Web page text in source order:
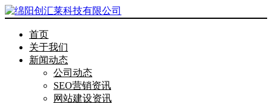
首页
关于我们
新闻动态
公司动态
SEO营销资讯
网站建设资讯